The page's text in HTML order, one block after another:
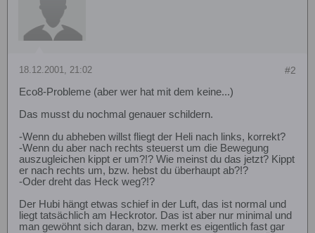
#2
18.12.2001, 21:02
Eco8-Probleme (aber wer hat mit dem keine...)
Das musst du nochmal genauer schildern.
-Wenn du abheben willst fliegt der Heli nach links, korrekt?
-Wenn du aber nach rechts steuerst um die Bewegung
auszugleichen kippt er um?!? Wie meinst du das jetzt? Kippt
er nach rechts um, bzw. hebst du überhaupt ab?!?
-Oder dreht das Heck weg?!?
Der Hubi hängt etwas schief in der Luft, das ist normal und
liegt tatsächlich am Heckrotor. Das ist aber nur minimal und
man gewöhnt sich daran, bzw. merkt es eigentlich fast gar